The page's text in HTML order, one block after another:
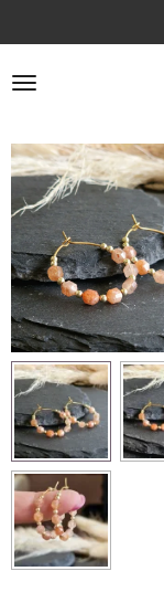
Hauptinhalt
springen